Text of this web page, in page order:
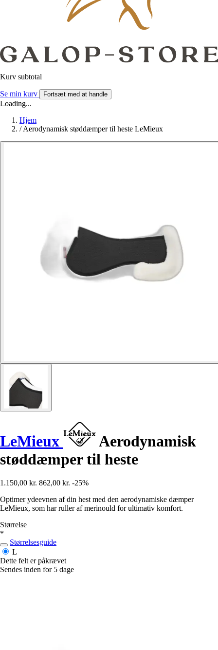
Kurv subtotal
Se min kurv Fortsæt med at handle
Loading...
Hjem
/ Aerodynamisk støddæmper til heste LeMieux
LeMieux
Aerodynamisk
støddæmper til heste
1.150,00 kr. 862,00 kr. -25%
Optimer ydeevnen af din hest med den aerodynamiske dæmper
LeMieux, som har ruller af merinould for ultimativ komfort.
Størrelse
*
Størrelsesguide
L
Dette felt er påkrævet
Sendes inden for 5 dage